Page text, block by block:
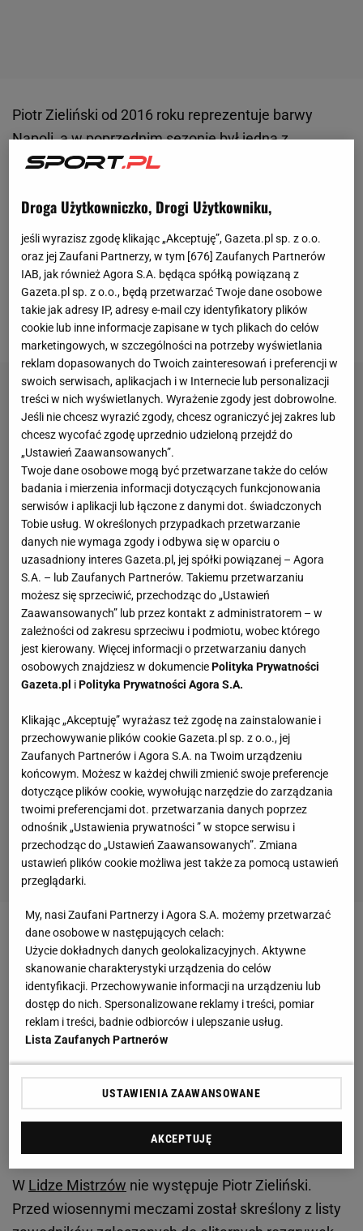
Piotr Zieliński od 2016 roku reprezentuje barwy
Napoli, a w poprzednim sezonie był jedną z
kluczowych postaci zespołu, który sięgnął po
w czerwcu kontraktu i nasilające się plotki łączące
go z Interem Mediolan sprawiły, że Walter Mazzari
dawał mu coraz mniej szans na grę. 62-letniego
trenera nie ma już jednak w klubie. Jego następca
Francesco Calzona chciałby przywrócić Zielińskiego
do łask.
Zobacz wideoBrzęczek nie krył wzruszenia. "Było
wiele trudnych momentów, Kuba to udźwignął"
Zieliński jednak jest potrzebny? Włosi ujawniają
W środowy wieczór Calzona zadebiutował w roli
trenera Napoli. Jego podopieczni zremisowali z
Barceloną 1:1 i po pierwszym meczu 1/8 finału Ligi
Mistrzów nie są bez szans. Wciąż mogą awansować
do najlepszej ósemki Europy.
W Lidze Mistrzów nie występuje Piotr Zieliński.
Przed wiosennymi meczami został skreślony z listy
Droga Użytkowniczko, Drogi Użytkowniku,
jeśli wyrazisz zgodę klikając „Akceptuję”, Gazeta.pl sp. z o.o.
oraz jej Zaufani Partnerzy, w tym [676] Zaufanych Partnerów
IAB, jak również Agora S.A. będąca spółką powiązaną z
Gazeta.pl sp. z o.o., będą przetwarzać Twoje dane osobowe
takie jak adresy IP, adresy e-mail czy identyfikatory plików
cookie lub inne informacje zapisane w tych plikach do celów
marketingowych, w szczególności na potrzeby wyświetlania
reklam dopasowanych do Twoich zainteresowań i preferencji w
swoich serwisach, aplikacjach i w Internecie lub personalizacji
treści w nich wyświetlanych. Wyrażenie zgody jest dobrowolne.
Jeśli nie chcesz wyrazić zgody, chcesz ograniczyć jej zakres lub
chcesz wycofać zgodę uprzednio udzieloną przejdź do
„Ustawień Zaawansowanych”.
Twoje dane osobowe mogą być przetwarzane także do celów
badania i mierzenia informacji dotyczących funkcjonowania
serwisów i aplikacji lub łączone z danymi dot. świadczonych
Tobie usług. W określonych przypadkach przetwarzanie
danych nie wymaga zgody i odbywa się w oparciu o
uzasadniony interes Gazeta.pl, jej spółki powiązanej – Agora
S.A. – lub Zaufanych Partnerów. Takiemu przetwarzaniu
możesz się sprzeciwić, przechodząc do „Ustawień
Zaawansowanych” lub przez kontakt z administratorem – w
zależności od zakresu sprzeciwu i podmiotu, wobec którego
jest kierowany. Więcej informacji o przetwarzaniu danych
osobowych znajdziesz w dokumenciePolityka Prywatności
Gazeta.pl iPolityka Prywatności Agora S.A.
Klikając „Akceptuję” wyrażasz też zgodę na zainstalowanie i
przechowywanie plików cookie Gazeta.pl sp. z o.o., jej
Zaufanych Partnerów i Agora S.A. na Twoim urządzeniu
końcowym. Możesz w każdej chwili zmienić swoje preferencje
dotyczące plików cookie, wywołując narzędzie do zarządzania
twoimi preferencjami dot. przetwarzania danych poprzez
odnośnik „Ustawienia prywatności ” w stopce serwisu i
przechodząc do „Ustawień Zaawansowanych”. Zmiana
ustawień plików cookie możliwa jest także za pomocą ustawień
przeglądarki.
My, nasi Zaufani Partnerzy i Agora S.A. możemy przetwarzać
dane osobowe w następujących celach:
Użycie dokładnych danych geolokalizacyjnych. Aktywne
skanowanie charakterystyki urządzenia do celów
identyfikacji. Przechowywanie informacji na urządzeniu lub
dostęp do nich. Spersonalizowane reklamy i treści, pomiar
reklam i treści, badnie odbiorców i ulepszanie usług.
Lista Zaufanych Partnerów
USTAWIENIA ZAAWANSOWANE
AKCEPTUJĘ